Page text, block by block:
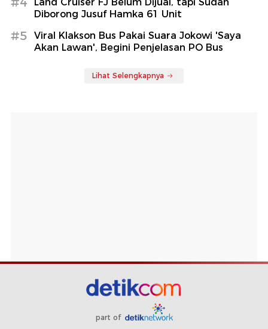
Land Cruiser FJ Belum Dijual, tapi Sudah
Diborong Jusuf Hamka 61 Unit
#5
Viral Klakson Bus Pakai Suara Jokowi 'Saya
Akan Lawan', Begini Penjelasan PO Bus
Lihat Selengkapnya
part of